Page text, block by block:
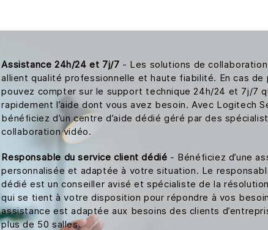
Assistance 24h/24 et 7j/7 - Les solutions de
allient qualité professionnelle et haute fiabilité. En cas de
pouvez compter sur le support technique 24h/24 et 7j/7
rapidement l’aide dont vous avez besoin. Avec Logitech
bénéficiez d’un centre d’aide dédié géré par des
collaboration vidéo.
Responsable du service client dédié - Bénéficiez d’une
personnalisée et adaptée à votre situation. Le
dédié est un conseiller avisé et spécialiste de la
qui se tient à votre disposition pour répondre à vos
assistance est adaptée aux besoins des clients
plus de 50 salles.